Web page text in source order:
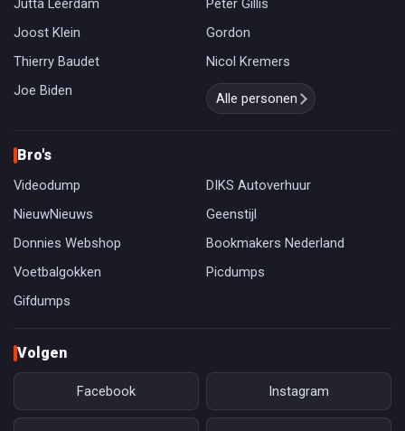
Jutta Leerdam
Peter Gillis
Joost Klein
Gordon
Thierry Baudet
Nicol Kremers
Joe Biden
Alle personen
Bro's
Videodump
DIKS Autoverhuur
NieuwNieuws
Geenstijl
Donnies Webshop
Bookmakers Nederland
Voetbalgokken
Picdumps
Gifdumps
Volgen
Facebook Instagram